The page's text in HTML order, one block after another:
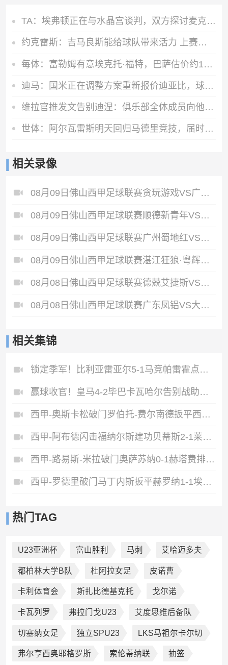
TA：埃弗顿正在与水晶宫谈判，双方探讨麦克尼尔和布伦南互换交易
约克雷斯：吉马良斯能给球队带来活力 上赛季夺冠能提振球队信心
每体：富勒姆有意埃克托·福特，巴萨估价约1000万欧元
迪马：国米正在调整方案重新报价迪亚比，球员愿接受600万欧年薪
维拉官推发文告别迪涅：俱乐部全体成员向他致以最诚挚的祝福
世体：阿尔瓦雷斯明天回归马德里竞技，届时将和西蒙尼对话
相关录像
08月09日佛山西甲足球联赛贪玩游戏VS广东西南建设全场录像
08月09日佛山西甲足球联赛顺德新青年VS三水乐民兴健力宝全场录像
08月09日佛山西甲足球联赛广州蜀地红VS广东客家青年全场录像
08月09日佛山西甲足球联赛湛江狂狼·粵辉能源VS三七互娱全场录像
08月08日佛山西甲足球联赛德兢艾捷斯VS白坭兴龙全场录像
08月08日佛山西甲足球联赛广东凤铝VS大塘控股全场录像
相关集锦
锁定季军！比利亚雷亚尔5-1马竞帕雷霍点射佩雷斯两射一传
赢球收官！皇马4-2毕巴卡瓦哈尔告别战助攻姆巴佩贝林厄姆破门
西甲-奥斯卡松破门罗伯托-费尔南德扳平西班牙人1-1皇家社会
西甲-阿布德闪击福纳尔斯建功贝蒂斯2-1莱万特
西甲-路易斯-米拉破门奥萨苏纳0-1赫塔费排第17惊险保级
西甲-罗德里破门马丁内斯扳平赫罗纳1-1埃尔切惨遭降级
热门TAG
U23亚洲杯 富山胜利 马刺 艾哈迈多夫
都柏林大学B队 杜阿拉女足 皮诺曹
卡利体育会 斯扎比德基克托 戈尔诺
卡瓦列罗 弗拉门戈U23 艾度思维后备队
切塞纳女足 独立SPU23 LKS马祖尔卡尔切
弗尔亨西奥耶格罗斯 索伦蒂纳联 抽签